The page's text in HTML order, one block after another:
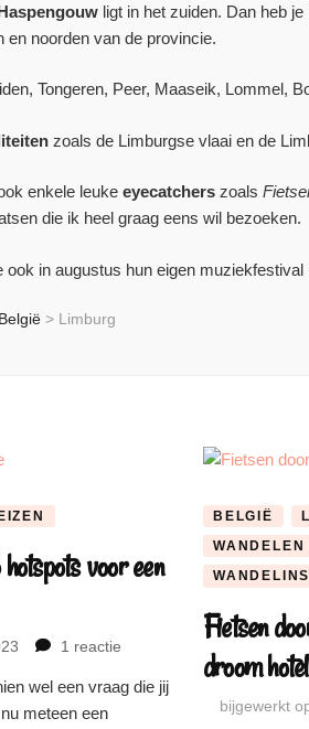
ligt in het zuiden. Dan heb je
en noorden van de provincie.
Tongeren, Peer, Maaseik, Lommel,
zoals de Limburgse vlaai en de
enkele leuke eyecatchers zoals
die ik heel graag eens wil bezoeken.
in augustus hun eigen muziekfestival
België > Limburg
voor een
1 reactie
te
wel een vraag die jij
meteen een
BELGIË
Fietsen
droom hotel
bijgewerkt